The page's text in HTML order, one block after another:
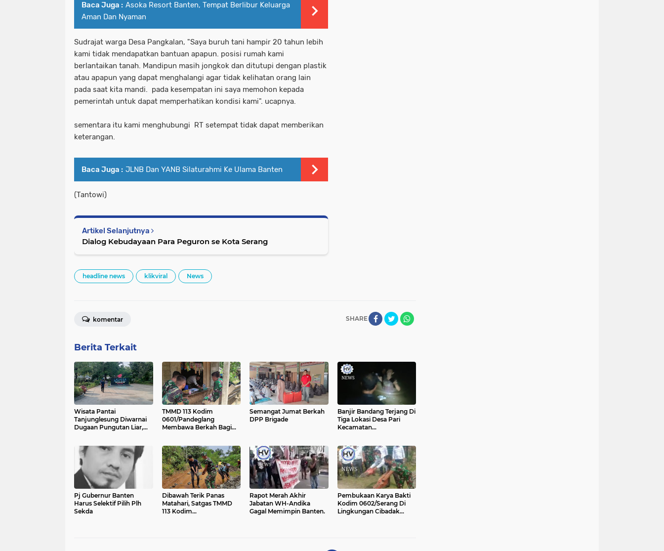
Baca Juga : Asoka Resort Banten, Tempat Berlibur Keluarga
Aman Dan Nyaman
Sudrajat warga Desa Pangkalan, "Saya buruh tani hampir 20 tahun lebih
kami tidak mendapatkan bantuan apapun. posisi rumah kami
berlantaikan tanah. Mandipun masih jongkok dan ditutupi dengan plastik
atau apapun yang dapat menghalangi agar tidak kelihatan orang lain
pada saat kita mandi. pada kesempatan ini saya memohon kepada
pemerintah untuk dapat memperhatikan kondisi kami". ucapnya.
sementara itu kami menghubungi RT setempat tidak dapat memberikan
keterangan.
Baca Juga : JLNB Dan YANB Silaturahmi Ke Ulama Banten
(Tantowi)
Artikel Selanjutnya
Dialog Kebudayaan Para Peguron se Kota Serang
headline news klikviral News
SHARE
komentar
Berita Terkait
Wisata Pantai
Tanjunglesung Diwarnai
Dugaan Pungutan Liar,
TMMD 113 Kodim
0601/Pandeglang
Membawa Berkah Bagi
Semangat Jumat Berkah
DPP Brigade
Banjir Bandang Terjang Di
Tiga Lokasi Desa Pari
Kecamatan
Pj Gubernur Banten
Harus Selektif Pilih Plh
Sekda
Dibawah Terik Panas
Matahari, Satgas TMMD
113 Kodim
Rapot Merah Akhir
Jabatan WH-Andika
Gagal Memimpin Banten.
Pembukaan Karya Bakti
Kodim 0602/Serang Di
Lingkungan Cibadak